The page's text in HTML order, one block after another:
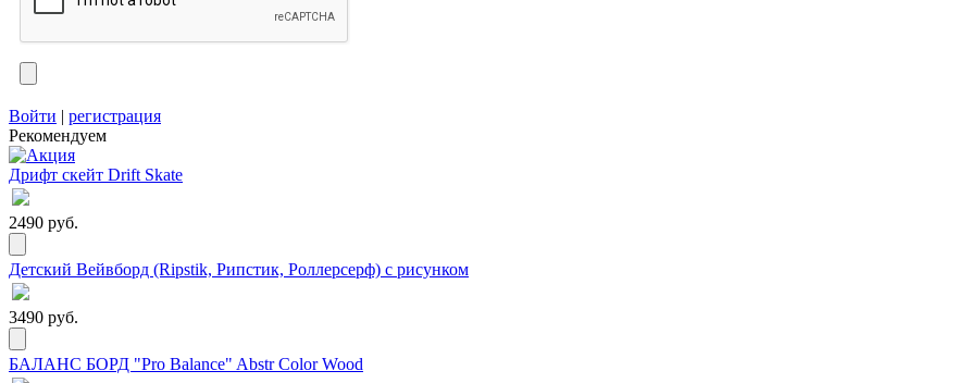
Войти | регистрация
Рекомендуем
Дрифт скейт Drift Skate
2490 руб.
Детский Вейвборд (Ripstik, Рипстик, Роллерсерф) с рисунком
3490 руб.
БАЛАНС БОРД "Pro Balance" Abstr Color Wood